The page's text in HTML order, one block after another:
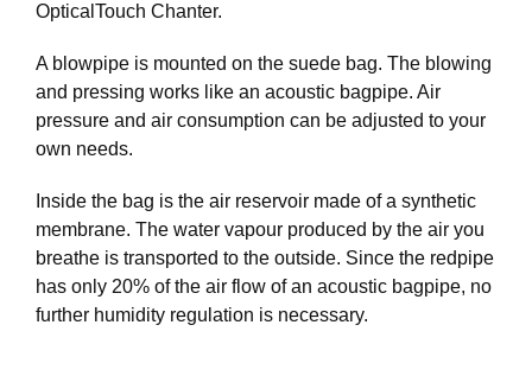
OpticalTouch Chanter.
A blowpipe is mounted on the suede bag. The blowing
and pressing works like an acoustic bagpipe. Air
pressure and air consumption can be adjusted to your
own needs.
Inside the bag is the air reservoir made of a synthetic
membrane. The water vapour produced by the air you
breathe is transported to the outside. Since the redpipe
has only 20% of the air flow of an acoustic bagpipe, no
further humidity regulation is necessary.